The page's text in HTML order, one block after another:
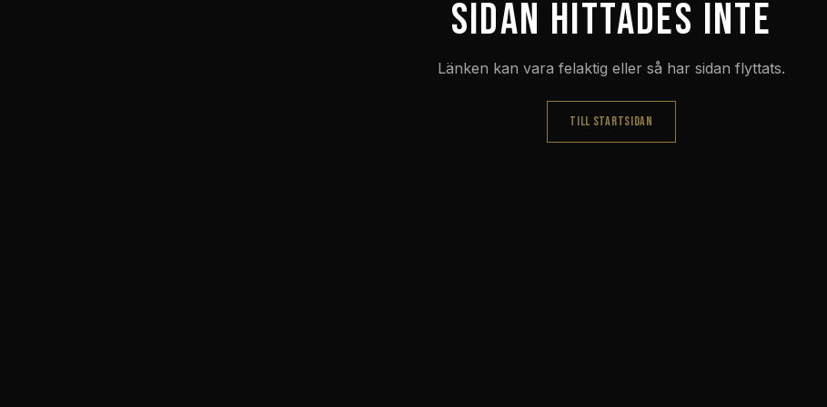
Sidan hittades inte
Länken kan vara felaktig eller så har sidan flyttats.
TILL STARTSIDAN